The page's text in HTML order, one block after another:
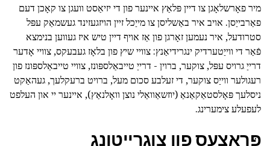
מיר פאָרשלאָגן צו דיין פּלאַץ איינער פון די יזיאַסט וועגן צו קאָכן דעם
פאַרבייַסן. אויב איר באַשליסן צו מייַכל זיין הויזגעזינד געשמאַק עפּל
סטרודעל, איר נעמען זאָרגן פון אַז אויף דיין טיש איז געווען בנימצא
פֿאַר די ווייַטערדיק ינגרידיאַנץ: צוויי שיץ פון בלאָז געבעקס, צוויי אָדער
דרייַ גרויס עפּל, צוקער, ברוין - דרייַ טייבאַלספּונז, צוויי טייבאַלספּונז פון
רעגולער ווייַס צוקער, די זעלבע סכום מעל, ברויט ברעקלעך, געהאַקט
ניסלעך פּאָלסטאַקאַנאַ (יוזשאַוואַלי נוצן וואָלנאַץ), איינער יי און העלפט
לעפעלע צימערינג.
פּראָצעס פון צוגרייטונג